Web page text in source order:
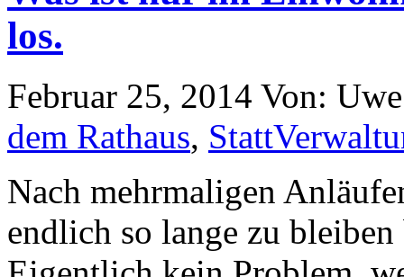
los.
Februar 25, 2014 Von:
dem Rathaus,
Nach mehrmaligen
endlich so lange zu